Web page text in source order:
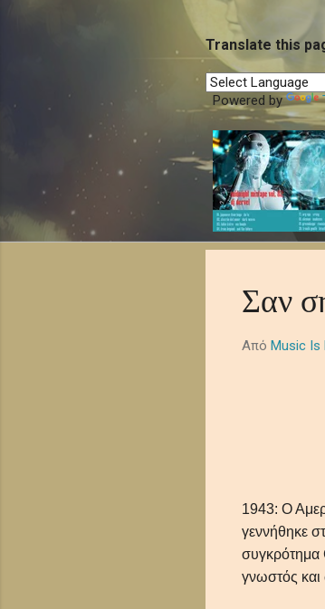
Translate this
Powered by
Σαν
Από Music Is
1943: Ο
γεννήθηκε
συγκρότημα
γνωστός